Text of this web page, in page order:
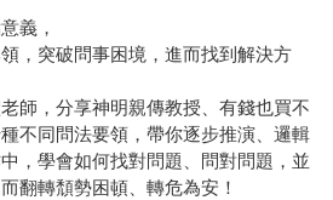
義，
，突破問事困境，進而找到解決方
師，分享神明親傳教授、有錢也買不
不同問法要領，帶你逐步推演、邏輯
，學會如何找對問題、問對問題，並
翻轉頹勢困頓、轉危為安！